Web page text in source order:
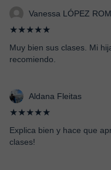
Vanessa LÓPEZ
★★★★★
Muy bien sus clases. Mi
recomiendo.
Aldana Fleitas
★★★★★
Explica bien y hace que
clases!